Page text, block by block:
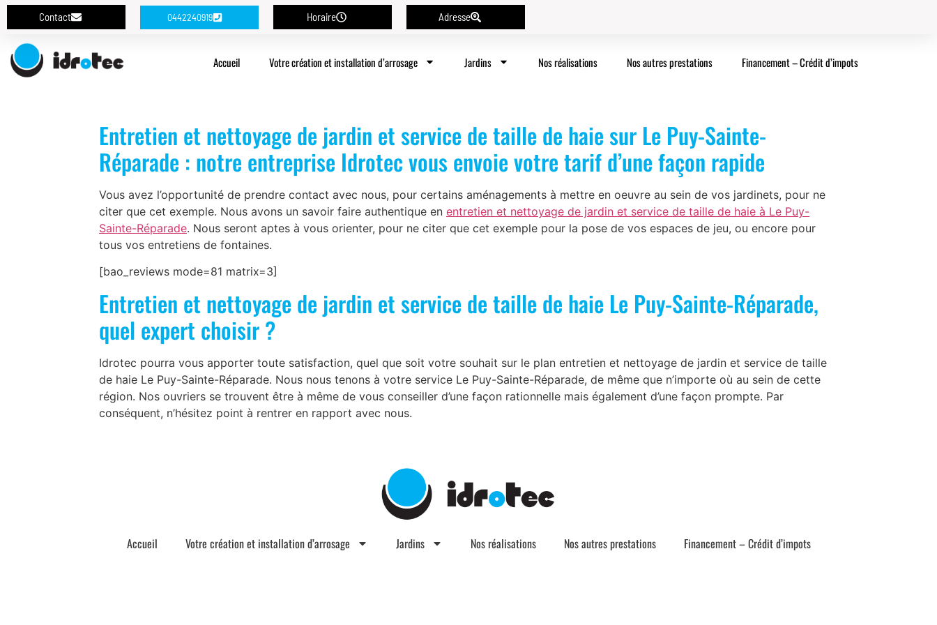
Contact 0442240919 Horaire Adresse
Accueil Votre création et installation d’arrosage Jardins Nos réalisations Nos autres prestations Financement – Crédit d’impots
Entretien et nettoyage de jardin et service de taille de haie sur Le Puy-Sainte-
Réparade : notre entreprise Idrotec vous envoie votre tarif d’une façon rapide
Vous avez l’opportunité de prendre contact avec nous, pour certains aménagements à mettre en oeuvre au sein de vos jardinets, pour ne
citer que cet exemple. Nous avons un savoir faire authentique en entretien et nettoyage de jardin et service de taille de haie à Le Puy-
Sainte-Réparade. Nous seront aptes à vous orienter, pour ne citer que cet exemple pour la pose de vos espaces de jeu, ou encore pour
tous vos entretiens de fontaines.
[bao_reviews mode=81 matrix=3]
Entretien et nettoyage de jardin et service de taille de haie Le Puy-Sainte-Réparade,
quel expert choisir ?
Idrotec pourra vous apporter toute satisfaction, quel que soit votre souhait sur le plan entretien et nettoyage de jardin et service de taille
de haie Le Puy-Sainte-Réparade. Nous nous tenons à votre service Le Puy-Sainte-Réparade, de même que n’importe où au sein de cette
région. Nos ouvriers se trouvent être à même de vous conseiller d’une façon rationnelle mais également d’une façon prompte. Par
conséquent, n’hésitez point à rentrer en rapport avec nous.
Accueil Votre création et installation d’arrosage Jardins Nos réalisations Nos autres prestations Financement – Crédit d’impots